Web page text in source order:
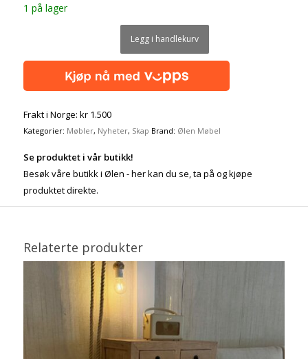
1 på lager
Legg i handlekurv
Frakt i Norge: kr 1.500
Kategorier: Møbler, Nyheter, Skap Brand: Ølen Møbel
Se produktet i vår butikk!
Besøk våre butikk i Ølen - her kan du se, ta på og kjøpe
produktet direkte.
Relaterte produkter